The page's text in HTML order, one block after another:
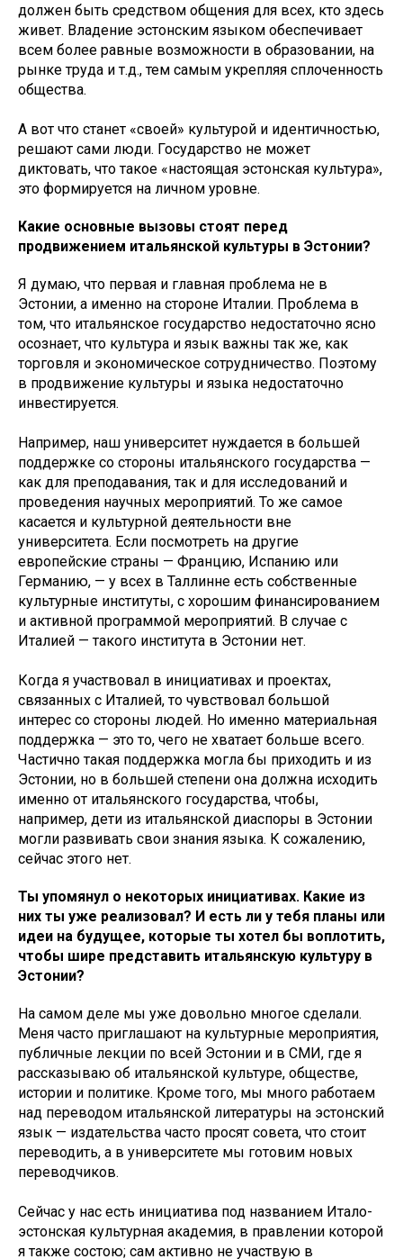
должен быть средством общения для всех, кто здесь
живет. Владение эстонским языком обеспечивает
всем более равные возможности в образовании, на
рынке труда и т.д., тем самым укрепляя сплоченность
общества.
А вот что станет «своей» культурой и идентичностью,
решают сами люди. Государство не может
диктовать, что такое «настоящая эстонская культура»,
это формируется на личном уровне.
Какие основные вызовы стоят перед
продвижением итальянской культуры в Эстонии?
Я думаю, что первая и главная проблема не в
Эстонии, а именно на стороне Италии. Проблема в
том, что итальянское государство недостаточно ясно
осознает, что культура и язык важны так же, как
торговля и экономическое сотрудничество. Поэтому
в продвижение культуры и языка недостаточно
инвестируется.
Например, наш университет нуждается в большей
поддержке со стороны итальянского государства —
как для преподавания, так и для исследований и
проведения научных мероприятий. То же самое
касается и культурной деятельности вне
университета. Если посмотреть на другие
европейские страны — Францию, Испанию или
Германию, — у всех в Таллинне есть собственные
культурные институты, с хорошим финансированием
и активной программой мероприятий. В случае с
Италией — такого института в Эстонии нет.
Когда я участвовал в инициативах и проектах,
связанных с Италией, то чувствовал большой
интерес со стороны людей. Но именно материальная
поддержка — это то, чего не хватает больше всего.
Частично такая поддержка могла бы приходить и из
Эстонии, но в большей степени она должна исходить
именно от итальянского государства, чтобы,
например, дети из итальянской диаспоры в Эстонии
могли развивать свои знания языка. К сожалению,
сейчас этого нет.
Ты упомянул о некоторых инициативах. Какие из
них ты уже реализовал? И есть ли у тебя планы или
идеи на будущее, которые ты хотел бы воплотить,
чтобы шире представить итальянскую культуру в
Эстонии?
На самом деле мы уже довольно многое сделали.
Меня часто приглашают на культурные мероприятия,
публичные лекции по всей Эстонии и в СМИ, где я
рассказываю об итальянской культуре, обществе,
истории и политике. Кроме того, мы много работаем
над переводом итальянской литературы на эстонский
язык — издательства часто просят совета, что стоит
переводить, а в университете мы готовим новых
переводчиков.
Сейчас у нас есть инициатива под названием Итало-
эстонская культурная академия, в правлении которой
я также состою; сам активно не участвую в